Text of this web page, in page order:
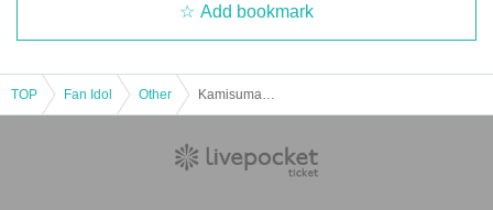
Add bookmark
TOP Fan Idol Other